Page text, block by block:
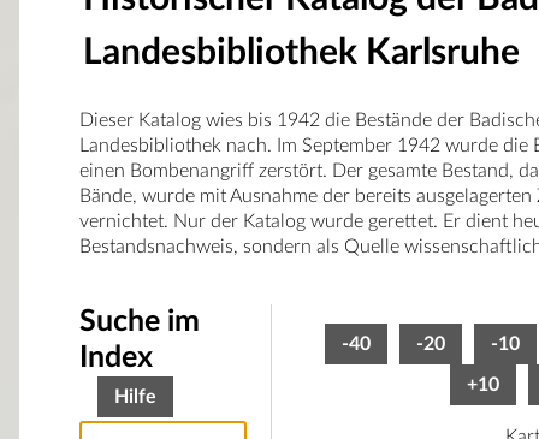
Landesbibliothek Karlsruhe
Dieser Katalog wies bis 1942 die Bestände der
Landesbibliothek nach. Im September 1942 wurde
einen Bombenangriff zerstört. Der gesamte Bestand,
Bände, wurde mit Ausnahme der bereits ausgelagerten
vernichtet. Nur der Katalog wurde gerettet. Er dient
Bestandsnachweis, sondern als Quelle
-40 -20 -10
+10
Suche im
Index
Hilfe